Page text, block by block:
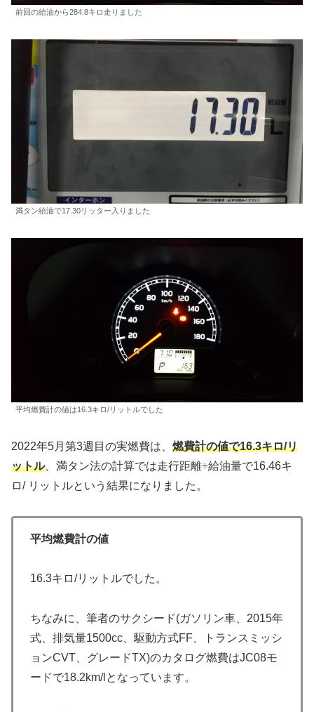
前回の給油から284.8キロ走りました
満タン給油で17.30リッター入りました
平均燃費計の値は16.3キロ/リットルでした
2022年5月第3週目の実燃費は、 燃費計の値で16.3キロ/リ
ットル、満タン法の計算では走行距離÷給油量で16.46キ
ロ/ リットルという結果になりました。
平均燃費計の値
16.3キロ/リットルでした。
ちなみに、筆者のサクシード(ガソリン車、2015年
式、排気量1500cc、駆動方式FF、トランスミッシ
ョンCVT、グレードTX)のカタログ燃費はJC08モ
ードで18.2km/lとなっています。